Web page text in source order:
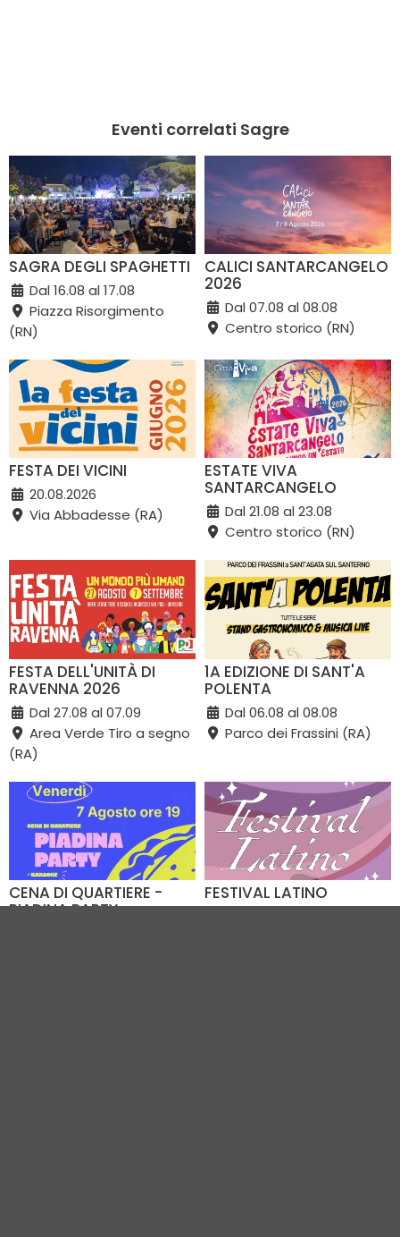
Eventi correlati Sagre
SAGRA DEGLI SPAGHETTI
Dal 16.08 al 17.08
Piazza Risorgimento
(RN)
CALICI SANTARCANGELO
2026
Dal 07.08 al 08.08
Centro storico (RN)
FESTA DEI VICINI
20.08.2026
Via Abbadesse (RA)
ESTATE VIVA
SANTARCANGELO
Dal 21.08 al 23.08
Centro storico (RN)
FESTA DELL'UNITÀ DI
RAVENNA 2026
Dal 27.08 al 07.09
Area Verde Tiro a segno
(RA)
1A EDIZIONE DI SANT'A
POLENTA
Dal 06.08 al 08.08
Parco dei Frassini (RA)
CENA DI QUARTIERE -
PIADINA PARTY
FESTIVAL LATINO